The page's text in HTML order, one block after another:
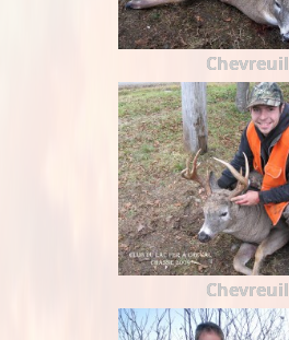
Chevreuil
Chevreuil